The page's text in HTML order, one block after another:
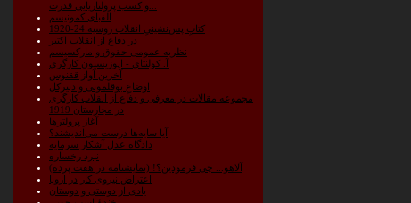
الفبای کمونیسم
کتابِ پس‌نشینیِ انقلاب روسیه 24-1920
در دفاع از انقلاب اکتبر
نظریه عمومی حقوق و مارکسیسم
آ. کولنتای - اپوزیسیون کارگری
آخرین آواز ققنوس
اوضاعِ بوقلمونی و دبیرکل
مجموعه مقالات در معرفی و دفاع از انقلاب کارگری
در مجارستان 1919
آغاز پرولترها
آیا سایه‌ها درست می‌اندیشند؟
دادگاه عدل آشکار سرمایه
نبرد رخساره
آلاهو... چی فرمودین؟! (نمایشنامه در هفت پرده)
اعتراض نیروی کار در اروپا
یادی از دوستی و دوستان